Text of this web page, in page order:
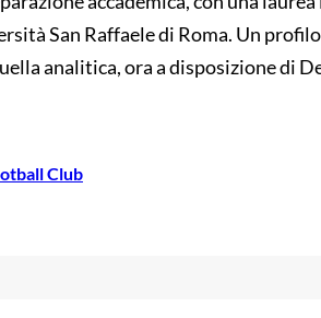
San Raffaele di Roma. Un
analitica, ora a disposizione di
Club